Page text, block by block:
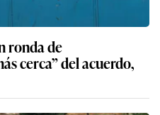
ronda de
cerca” del acuerdo,